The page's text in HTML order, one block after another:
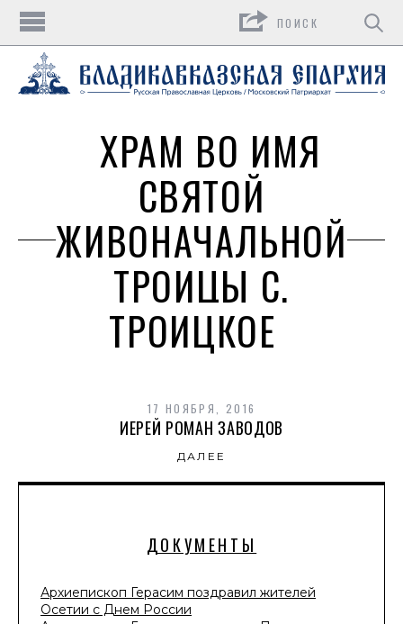
ДОКУМЕНТЫ
Архиепископ Герасим поздравил жителей
Осетии с Днем России
ХРАМ ВО ИМЯ
СВЯТОЙ
ЖИВОНАЧАЛЬНОЙ
ТРОИЦЫ С.
ТРОИЦКОЕ
17 НОЯБРЯ, 2016
ИЕРЕЙ РОМАН ЗАВОДОВ
ДАЛЕЕ